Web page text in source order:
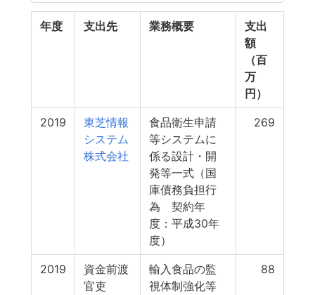
年度 支出先 業務概要
支出
額
（百
万
円）
2019
東芝情報
システム
株式会社
食品衛生申請
等システムに
係る設計・開
発等一式（国
庫債務負担行
為 契約年
度：平成30年
度）
269
2019
資金前渡
官吏
輸入食品の監
視体制強化等
88